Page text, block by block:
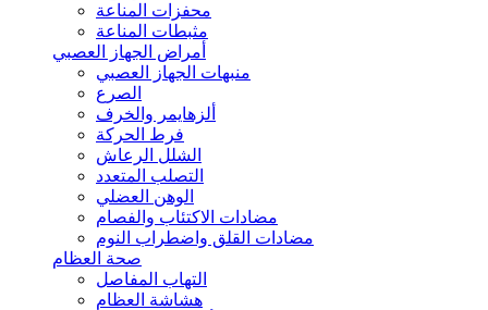
محفزات المناعة
مثبطات المناعة
أمراض الجهاز العصبي
منبهات الجهاز العصبي
الصرع
ألزهايمر والخرف
فرط الحركة
الشلل الرعاش
التصلب المتعدد
الوهن العضلي
مضادات الاكتئاب والفصام
مضادات القلق واضطراب النوم
صحة العظام
التهاب المفاصل
هشاشة العظام